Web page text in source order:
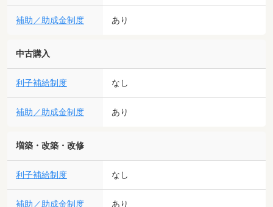
補助／助成金制度 あり
中古購入
利子補給制度 なし
補助／助成金制度 あり
増築・改築・改修
利子補給制度 なし
補助／助成金制度 あり